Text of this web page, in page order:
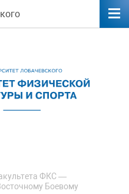
ФКС —
Боевому